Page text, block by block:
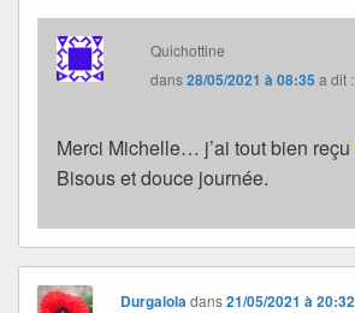
Quichottine
dans28/05/2021 à 08:35 a dit :
Merci Michelle… j’ai tout bien reçu
Bisous et douce journée.
Durgalola dans21/05/2021 à 20:32